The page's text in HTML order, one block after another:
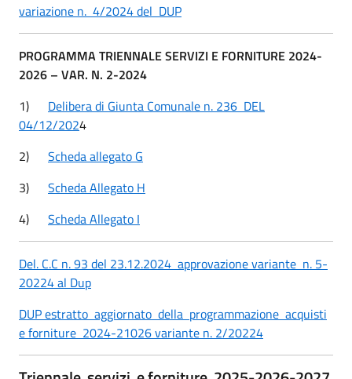
variazione n. 4/2024 del DUP
PROGRAMMA TRIENNALE SERVIZI E FORNITURE 2024-
2026 – VAR. N. 2-2024
1) Delibera di Giunta Comunale n. 236 DEL
04/12/2024
2) Scheda allegato G
3) Scheda Allegato H
4) Scheda Allegato I
Del. C.C n. 93 del 23.12.2024 approvazione variante n. 5-
20224 al Dup
DUP estratto aggiornato della programmazione acquisti
e forniture 2024-21026 variante n. 2/20224